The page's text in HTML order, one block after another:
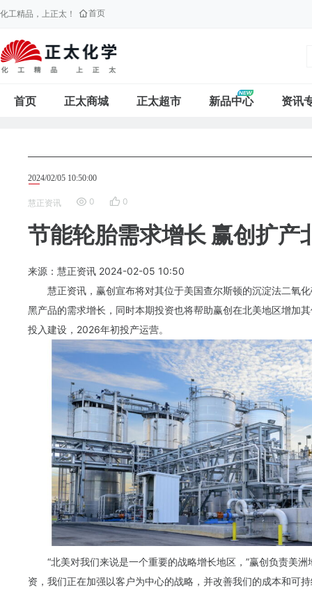
化工精品，上正太！ 首页
首页 正太商城 正太超市 新品中心 资讯
2024/02/05 10:50:00
慧正资讯 0 0
节能轮胎需求增长 赢创扩产
来源：慧正资讯 2024-02-05 10:50
慧正资讯， 赢创宣布将对其位于美国查尔斯顿的沉淀法二氧
黑产品的需求增长，同时本期投资也将帮助赢创在北美地区增加
投入建设，2026年初投产运营。
“北美对我们来说是一个重要的战略增长地区，”赢创负责美
资，我们正在加强以客户为中心的战略，并改善我们的成本和可